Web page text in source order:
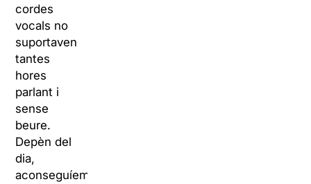
cordes
vocals no
suportaven
tantes
hores
parlant i
sense
beure.
Depèn del
dia,
aconseguíem